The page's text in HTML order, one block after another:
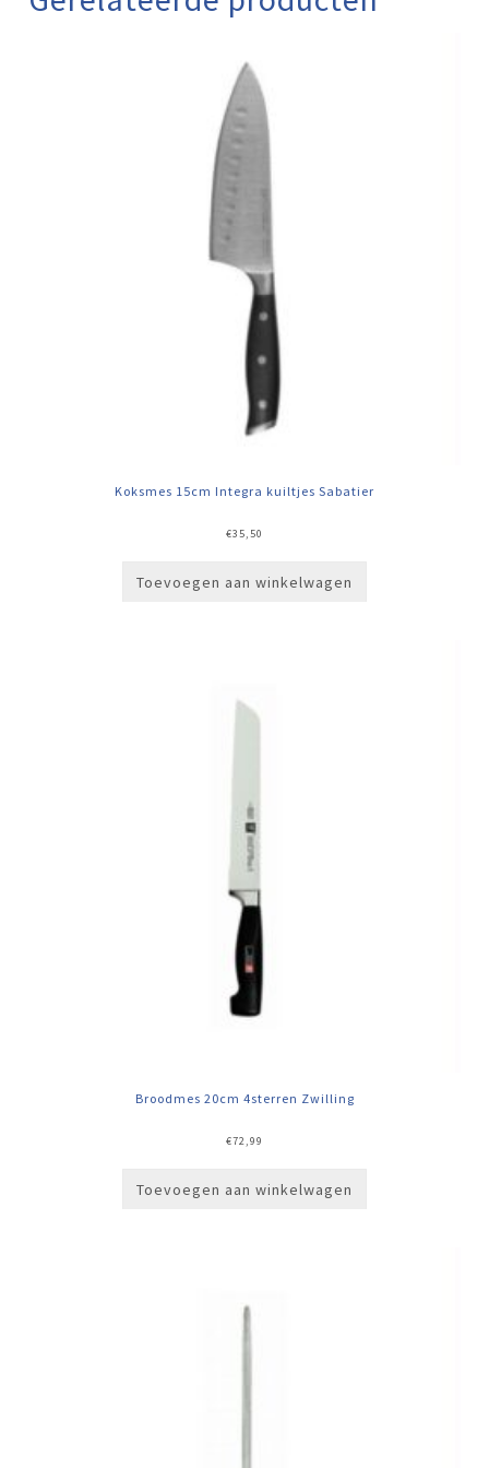
Koksmes 15cm Integra kuiltjes Sabatier
€35,50
Toevoegen aan winkelwagen
Broodmes 20cm 4sterren Zwilling
€72,99
Toevoegen aan winkelwagen